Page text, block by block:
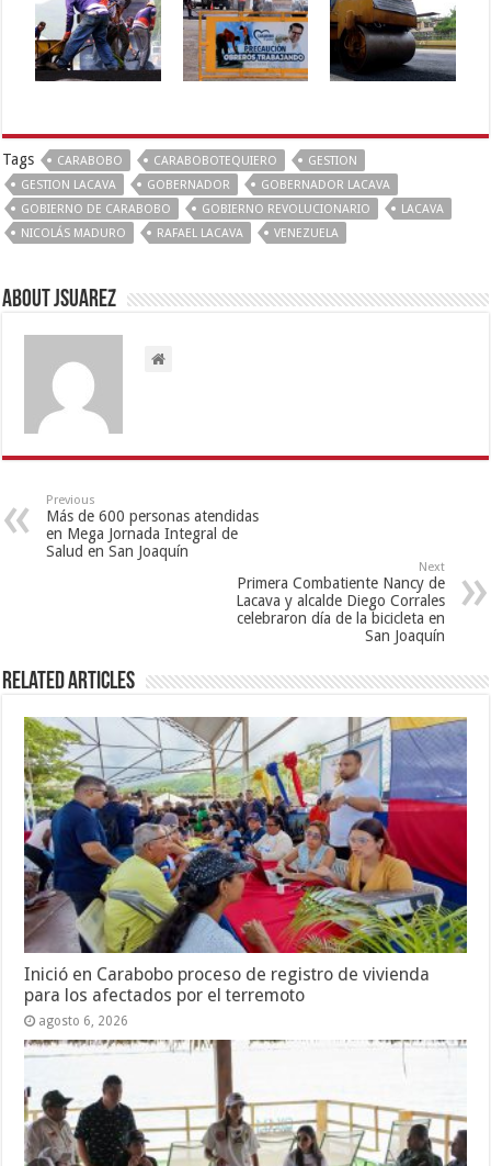
Tags CARABOBO CARABOBOTEQUIERO
GESTION
GESTION LACAVA
GOBERNADOR
GOBERNADOR LACAVA
GOBIERNO DE CARABOBO
GOBIERNO REVOLUCIONARIO
LACAVA
NICOLÁS MADURO
RAFAEL LACAVA VENEZUELA
About Jsuarez
Previous
Más de 600 personas atendidas
en Mega Jornada Integral de
Salud en San Joaquín
Next
Primera Combatiente Nancy de
Lacava y alcalde Diego Corrales
celebraron día de la bicicleta en
San Joaquín
Related Articles
Inició en Carabobo proceso de registro de vivienda
para los afectados por el terremoto
agosto 6, 2026